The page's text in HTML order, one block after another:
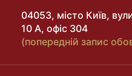
04053, місто Київ,
10 А, офіс 304
(попередній запис